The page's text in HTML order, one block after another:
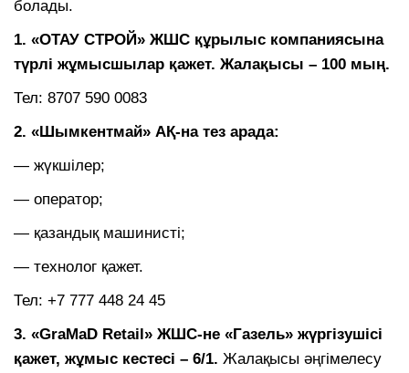
болады.
1. «ОТАУ СТРОЙ» ЖШС құрылыс компаниясына
түрлі жұмысшылар қажет. Жалақысы – 100 мың.
Тел: 8707 590 0083
2. «Шымкентмай» АҚ-на тез арада:
— жүкшілер;
— оператор;
— қазандық машинисті;
— технолог қажет.
Тел: +7 777 448 24 45
3. «GraMaD Retail» ЖШС-не «Газель» жүргізушісі
қажет, жұмыс кестесі – 6/1. Жалақысы әңгімелесу